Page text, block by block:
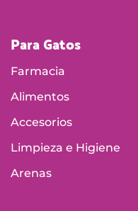
Para Gatos
Farmacia
Alimentos
Accesorios
Limpieza e Higiene
Arenas